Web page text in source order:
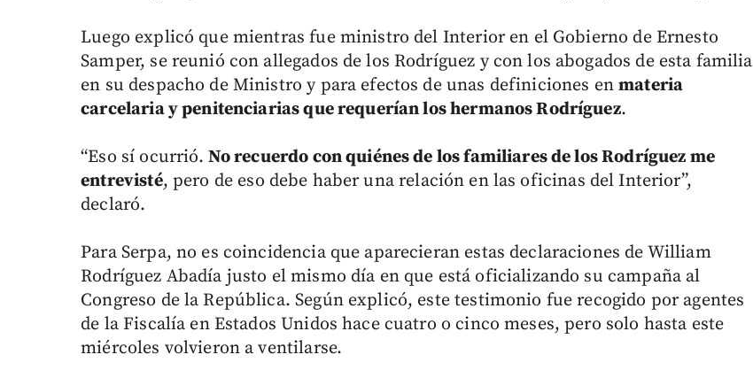
Luego explicó que mientras fue ministro del Interior en el Gobierno de Ernesto
Samper, se reunió con allegados de los Rodríguez y con los abogados de esta familia
en su despacho de Ministro y para efectos de unas definiciones enmateria
carcelaria y penitenciarias que requerían los hermanos Rodríguez.
“Eso sí ocurrió. No recuerdo con quiénes de los familiares de los Rodríguez me
entrevisté, pero de eso debe haber una relación en las oficinas del Interior”,
declaró.
Para Serpa, no es coincidencia que aparecieran estas declaraciones de William
Rodríguez Abadía justo el mismo día en que está oficializando su campaña al
Congreso de la República. Según explicó, este testimonio fue recogido por agentes
de la Fiscalía en Estados Unidos hace cuatro o cinco meses, pero solo hasta este
miércoles volvieron a ventilarse.